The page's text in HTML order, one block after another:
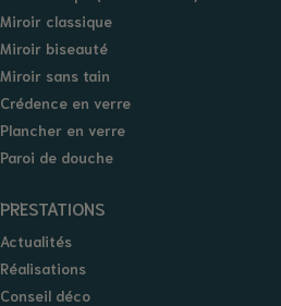
Miroir classique
Miroir biseauté
Miroir sans tain
Crédence en verre
Plancher en verre
Paroi de douche
PRESTATIONS
Actualités
Réalisations
Conseil déco